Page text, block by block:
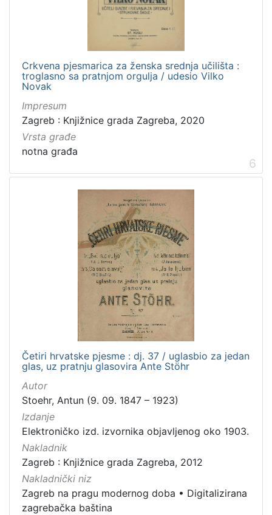
Crkvena pjesmarica za ženska srednja učilišta :
troglasno sa pratnjom orgulja / udesio Vilko
Novak
Impresum
Zagreb : Knjižnice grada Zagreba, 2020
Vrsta građe
notna građa
6
Četiri hrvatske pjesme : dj. 37 / uglasbio za jedan
glas, uz pratnju glasovira Ante Stöhr
Autor
Stoehr, Antun (9. 09. 1847 – 1923)
Izdanje
Elektroničko izd. izvornika objavljenog oko 1903.
Nakladnik
Zagreb : Knjižnice grada Zagreba, 2012
Nakladnički niz
Zagreb na pragu modernog doba • Digitalizirana
zagrebačka baština